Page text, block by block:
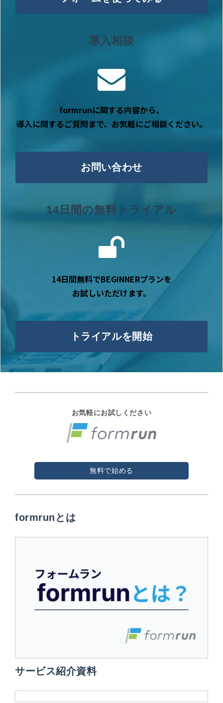
導入相談
formrunに関する内容から、
導入に関するご質問まで、お気軽にご相談ください。
お問い合わせ
14日間の無料トライアル
14日間無料でBEGINNERプランを
お試しいただけます。
トライアルを開始
お気軽にお試しください
無料で始める
formrunとは
サービス紹介資料